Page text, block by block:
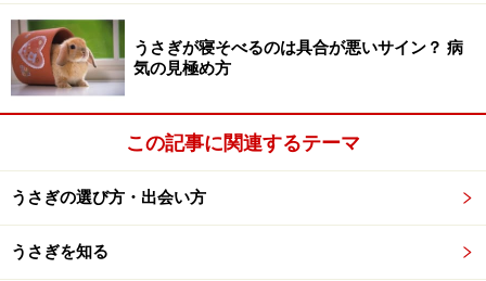
うさぎの秘密4. 人間の感情に敏感
うさぎが寝そべるのは具合が悪いサイン？ 病
気の見極め方
この記事に関連するテーマ
うさぎの選び方・出会い方
うさぎを知る